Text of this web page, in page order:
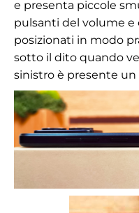
e presenta piccole
pulsanti del volume e
posizionati in modo
sotto il dito quando
sinistro è presente un